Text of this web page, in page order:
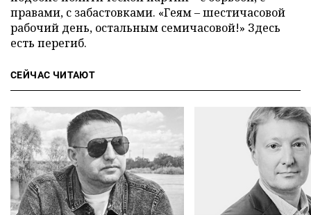
правами, с забастовками. «Геям – шестичасовой
рабочий день, остальным семичасовой!» Здесь
есть перегиб.
СЕЙЧАС ЧИТАЮТ